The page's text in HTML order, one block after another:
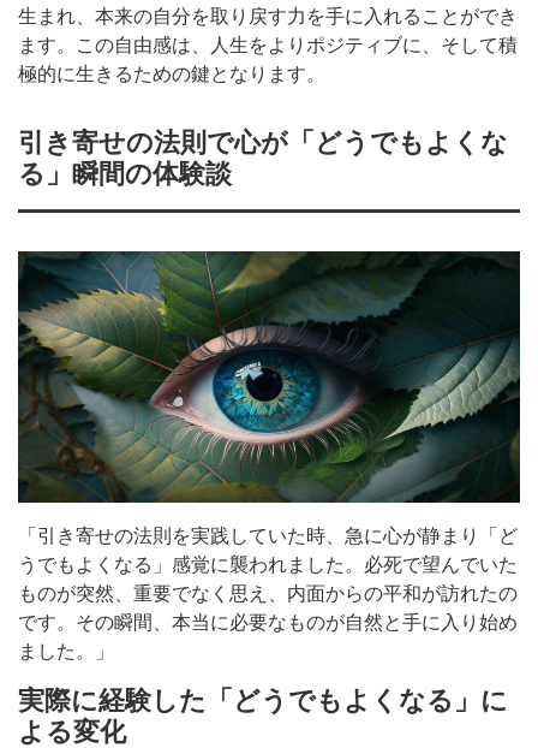
生まれ、本来の自分を取り戻す力を手に入れることができ
ます。この自由感は、人生をよりポジティブに、そして積
極的に生きるための鍵となります。
引き寄せの法則で心が「どうでもよくな
る」瞬間の体験談
「引き寄せの法則を実践していた時、急に心が静まり「ど
うでもよくなる」感覚に襲われました。必死で望んでいた
ものが突然、重要でなく思え、内面からの平和が訪れたの
です。その瞬間、本当に必要なものが自然と手に入り始め
ました。」
実際に経験した「どうでもよくなる」に
よる変化